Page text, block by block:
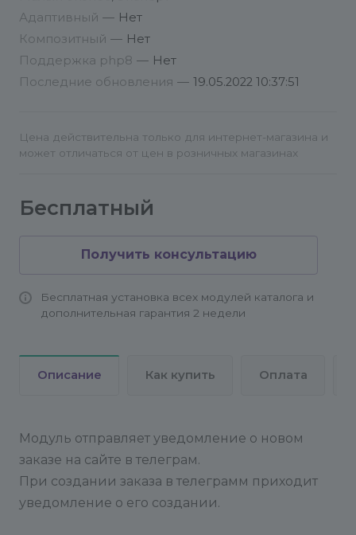
https://www.simbirsoft.com/contacts/
https://vc.ru/simbirsoft
https://www.youtube.com/user/SimbirSoft
Адаптивный — Нет
Композитный — Нет
Поддержка php8 — Нет
Последние обновления — 19.05.2022 10:37:51
Цена действительна только для интернет-магазина и
может отличаться от цен в розничных магазинах
Бесплатный
Получить консультацию
Бесплатная установка всех модулей каталога и
дополнительная гарантия 2 недели
Описание Как купить Оплата
Модуль отправляет уведомление о новом
заказе на сайте в телеграм.
При создании заказа в телеграмм приходит
уведомление о его создании.